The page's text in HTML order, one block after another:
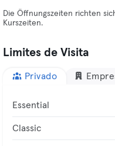
Die Öffnungszeiten richten
Kurszeiten.
Limites de Visita
Privado
Essential
Classic